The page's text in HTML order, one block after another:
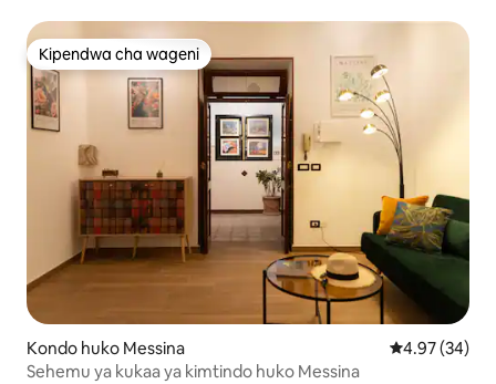
Kipendwa cha wageni
Kipendwa cha wageni
Kondo huko Messina Ukadiriaji wa
4.97 (34)
Sehemu ya kukaa ya kimtindo huko Messina